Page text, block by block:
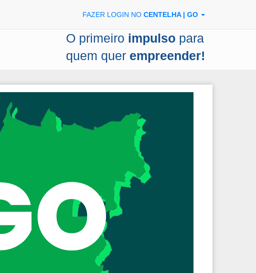
FAZER LOGIN NO CENTELHA | GO
O primeiro impulso para
quem quer empreender!